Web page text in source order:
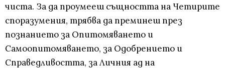
чиста. За да проумееш същността на Четирите
споразумения, трябва да преминеш през
познанието за Опитомяването и
Самоопитомяването, за Одобрението и
Справедливостта, за Личния ад на